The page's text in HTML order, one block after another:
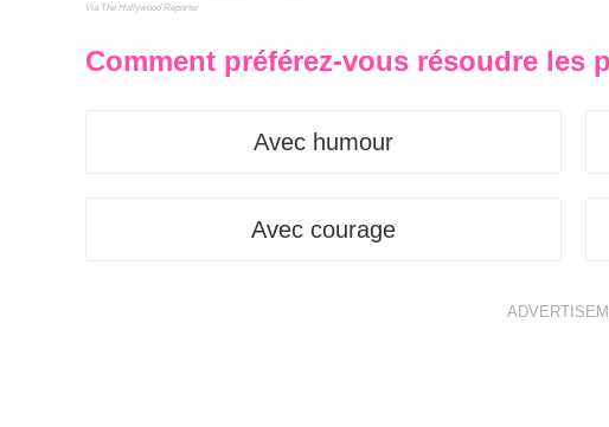
Via The Hollywood Reporter
Comment préférez-vous résoudre les
Avec humour
Avec courage